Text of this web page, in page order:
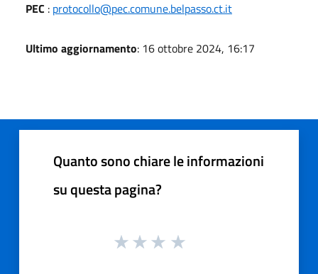
PEC : protocollo@pec.comune.belpasso.ct.it
Ultimo aggiornamento: 16 ottobre 2024, 16:17
Quanto sono chiare le informazioni
su questa pagina?